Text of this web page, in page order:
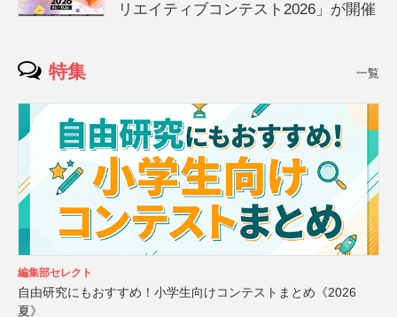
リエイティブコンテスト2026」が開催
特集 一覧
編集部セレクト
自由研究にもおすすめ！小学生向けコンテストまとめ《2026
夏》